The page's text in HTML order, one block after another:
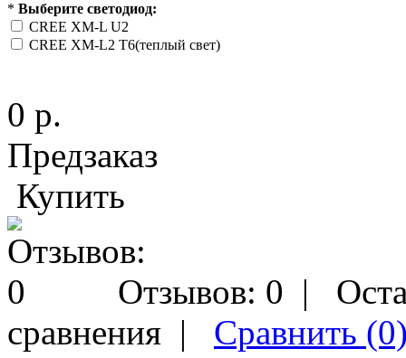
* Выберите светодиод:
CREE XM-L U2
CREE XM-L2 T6(теплый свет)
0 р.
Предзаказ
Купить
Отзывов: 0 |
сравнения | Сравнить